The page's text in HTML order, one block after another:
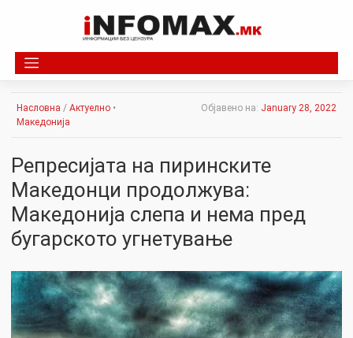
Насловна / Актуелно •
Македонија
Објавено на: January 28, 2022
Репресијата на пиринските
Македонци продолжува:
Македонија слепа и нема пред
бугарското угнетување